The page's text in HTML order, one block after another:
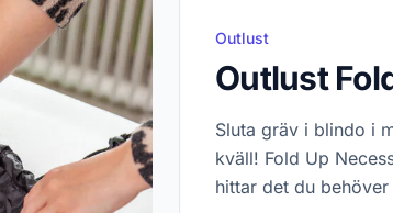
Outlust
Outlust
Sluta gräv i blindo i
kväll! Fold Up
hittar det du